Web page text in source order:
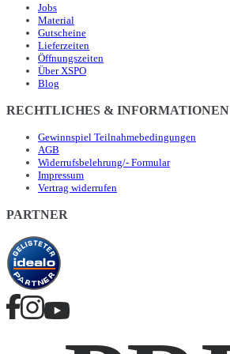
Jobs
Material
Gutscheine
Lieferzeiten
Öffnungszeiten
Über XSPO
Blog
RECHTLICHES & INFORMATIONEN
Gewinnspiel Teilnahmebedingungen
AGB
Widerrufsbelehrung/- Formular
Impressum
Vertrag widerrufen
PARTNER